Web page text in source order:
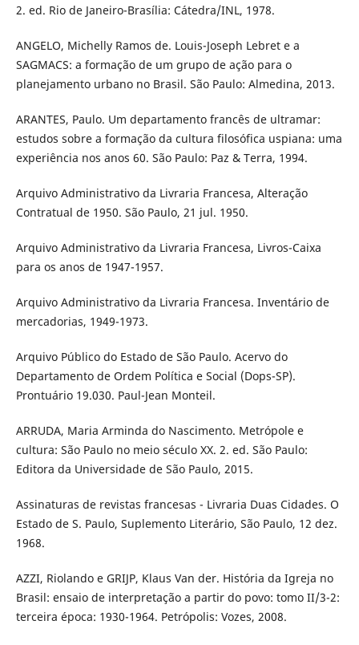
2. ed. Rio de Janeiro-Brasília: Cátedra/INL, 1978.
ANGELO, Michelly Ramos de. Louis-Joseph Lebret e a
SAGMACS: a formação de um grupo de ação para o
planejamento urbano no Brasil. São Paulo: Almedina, 2013.
ARANTES, Paulo. Um departamento francês de ultramar:
estudos sobre a formação da cultura filosófica uspiana: uma
experiência nos anos 60. São Paulo: Paz & Terra, 1994.
Arquivo Administrativo da Livraria Francesa, Alteração
Contratual de 1950. São Paulo, 21 jul. 1950.
Arquivo Administrativo da Livraria Francesa, Livros-Caixa
para os anos de 1947-1957.
Arquivo Administrativo da Livraria Francesa. Inventário de
mercadorias, 1949-1973.
Arquivo Público do Estado de São Paulo. Acervo do
Departamento de Ordem Política e Social (Dops-SP).
Prontuário 19.030. Paul-Jean Monteil.
ARRUDA, Maria Arminda do Nascimento. Metrópole e
cultura: São Paulo no meio século XX. 2. ed. São Paulo:
Editora da Universidade de São Paulo, 2015.
Assinaturas de revistas francesas - Livraria Duas Cidades. O
Estado de S. Paulo, Suplemento Literário, São Paulo, 12 dez.
1968.
AZZI, Riolando e GRIJP, Klaus Van der. História da Igreja no
Brasil: ensaio de interpretação a partir do povo: tomo II/3-2:
terceira época: 1930-1964. Petrópolis: Vozes, 2008.